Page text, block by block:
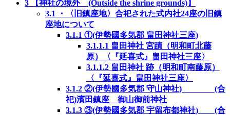
3 【神社の境外 (Outside the shrine grounds)】
3.1
・〈旧鎮座地〉合祀された式内社24座の旧鎮
座地について
3.1.1 ①(伊勢國多気郡 畠田神社三座)
3.1.1.1 畠田神社 宮蹟（明和町北藤
原）〈『延喜式』畠田神社三座〉
3.1.1.2 畠田神社 跡（明和町南藤原）
〈『延喜式』畠田神社三座〉
3.1.2 ②(伊勢國多気郡 守山神社) (合
祀)濱田鎮座 御山御前神社
3.1.3 ③(伊勢國多気郡 宇留布都神社) (合